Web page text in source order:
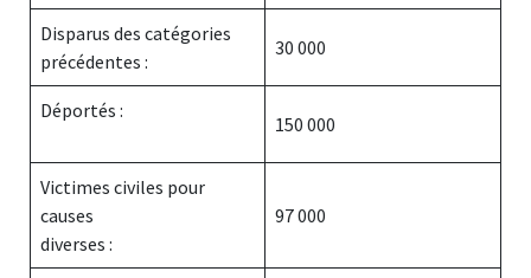
Disparus des catégories
précédentes :
30 000
Déportés :
150 000
Victimes civiles pour
causes
diverses :
97 000